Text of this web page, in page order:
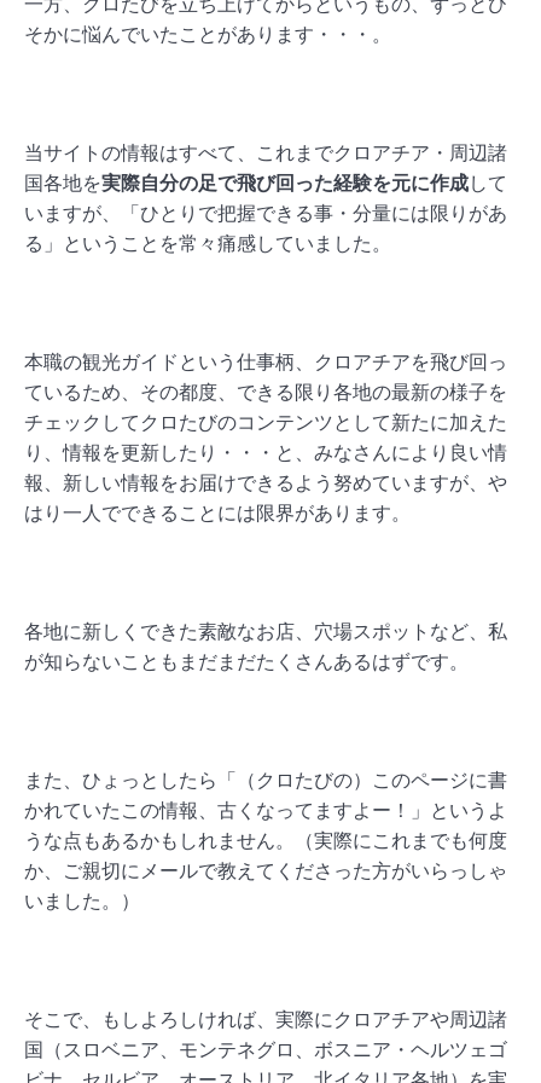
一方、クロたびを立ち上げてからというもの、ずっとひ
そかに悩んでいたことがあります・・・。
当サイトの情報はすべて、これまでクロアチア・周辺諸
国各地を実際自分の足で飛び回った経験を元に作成して
いますが、「ひとりで把握できる事・分量には限りがあ
る」ということを常々痛感していました。
本職の観光ガイドという仕事柄、クロアチアを飛び回っ
ているため、その都度、できる限り各地の最新の様子を
チェックしてクロたびのコンテンツとして新たに加えた
り、情報を更新したり・・・と、みなさんにより良い情
報、新しい情報をお届けできるよう努めていますが、や
はり一人でできることには限界があります。
各地に新しくできた素敵なお店、穴場スポットなど、私
が知らないこともまだまだたくさんあるはずです。
また、ひょっとしたら「（クロたびの）このページに書
かれていたこの情報、古くなってますよー！」というよ
うな点もあるかもしれません。（実際にこれまでも何度
か、ご親切にメールで教えてくださった方がいらっしゃ
いました。）
そこで、もしよろしければ、実際にクロアチアや周辺諸
国（スロベニア、モンテネグロ、ボスニア・ヘルツェゴ